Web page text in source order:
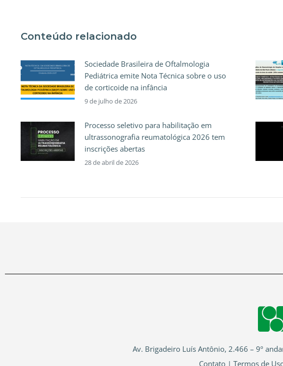
Conteúdo relacionado
Sociedade Brasileira de Oftalmologia
Pediátrica emite Nota Técnica sobre o uso
de corticoide na infância
9 de julho de 2026
Processo seletivo para habilitação em
ultrassonografia reumatológica 2026 tem
inscrições abertas
28 de abril de 2026
Av. Brigadeiro Luís Antônio, 2.466 – 9º
Contato | Termos de